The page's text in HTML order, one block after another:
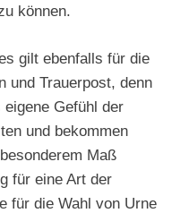
können.
gilt ebenfalls für die
und Trauerpost, denn
eigene Gefühl der
und bekommen
Maß
für eine Art der
für die Wahl von Urne